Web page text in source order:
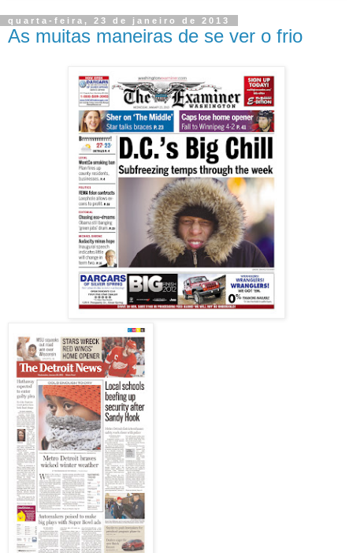
quarta-feira, 23 de janeiro de 2013
As muitas maneiras de se ver o frio